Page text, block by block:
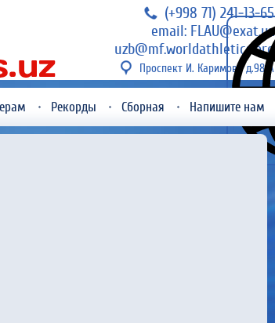
(+998 71) 241-13-65
email: FLAU@exat.uz
uzb@mf.worldathletics.org
Проспект И. Каримова д.98 А
Рекорды Сборная Напишите нам